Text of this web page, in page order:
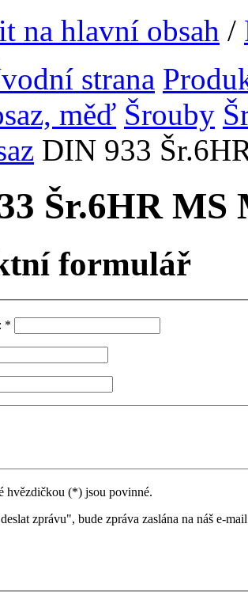
na hlavní obsah /
strana
měď Šrouby
DIN 933
Šr.6HR MS
formulář
*
hvězdičkou (*) jsou povinné.
zprávu", bude zpráva zaslána na náš e-